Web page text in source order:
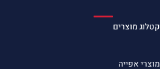
קטלוג מוצרים
מוצרי אפייה